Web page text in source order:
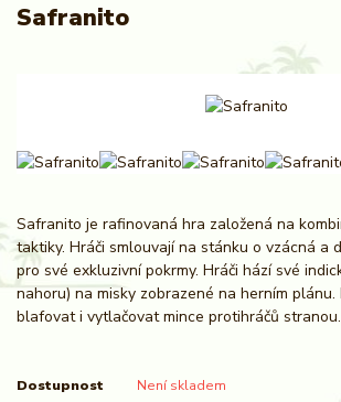
Safranito
Safranito je rafinovaná hra založená na
taktiky. Hráči smlouvají na stánku o vzácná a
pro své exkluzivní pokrmy. Hráči hází své
nahoru) na misky zobrazené na herním plánu.
blafovat i vytlačovat mince protihráčů stranou.
Dostupnost Není skladem